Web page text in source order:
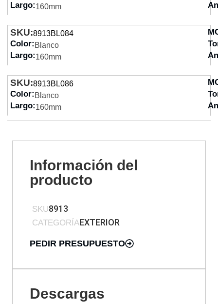
Largo:160mm
SKU:8913BL084
Color: Blanco
Largo:160mm
SKU:8913BL086
Color: Blanco
Largo:160mm
Información del
producto
SKU8913
CATEGORÍAEXTERIOR
PEDIR PRESUPUESTO
Descargas